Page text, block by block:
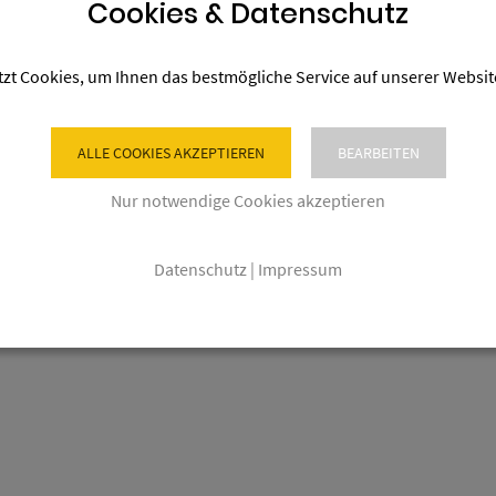
Cookies & Datenschutz
Cookies, um Ihnen das bestmögliche Service auf unserer
ALLE COOKIES AKZEPTIEREN BEARBEITEN
Nur notwendige Cookies akzeptieren
Datenschutz | Impressum